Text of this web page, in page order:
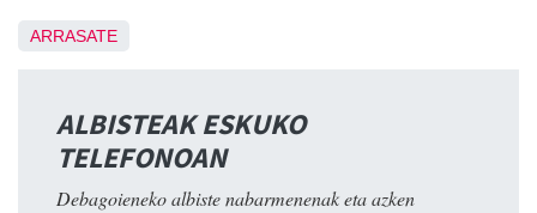
ARRASATE
ALBISTEAK ESKUKO
TELEFONOAN
Debagoieneko albiste nabarmenenak eta azken